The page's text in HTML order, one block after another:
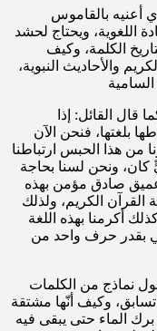
أعنيه بالقاموس
اللغوية، ويحتاج لحشد
الكلمة، وكيف
والأحاديث النبوية،
قال القائل: إذا
بلغتها، فنحن الآن
من هذا الحبس ارتباطنا
كان، ونحن لسنا بحاجة
عميق صادق مؤمن بهذه
القرآن الكريم، ولذلك
أكرمنا بهذه اللغة
بقدر حرف واحد من
نماذج من الكلمات
تسابق، وكيف أنّها مشتقة
الماء حتى يبقى فيه